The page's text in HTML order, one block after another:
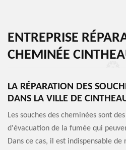
ENTREPRISE
CHEMINÉE
LA RÉPARATION DES
DANS LA VILLE DE
Les souches des cheminées sont
d'évacuation de la fumée qui
Dans ce cas, il est indispensable